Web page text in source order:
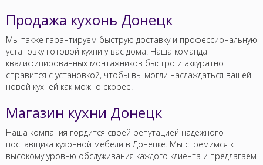
Продажа кухонь Донецк
Мы также гарантируем быструю доставку и профессиональную
установку готовой кухни у вас дома. Наша команда
квалифицированных монтажников быстро и аккуратно
справится с установкой, чтобы вы могли наслаждаться вашей
новой кухней как можно скорее.
Магазин кухни Донецк
Наша компания гордится своей репутацией надежного
поставщика кухонной мебели в Донецке. Мы стремимся к
высокому уровню обслуживания каждого клиента и предлагаем